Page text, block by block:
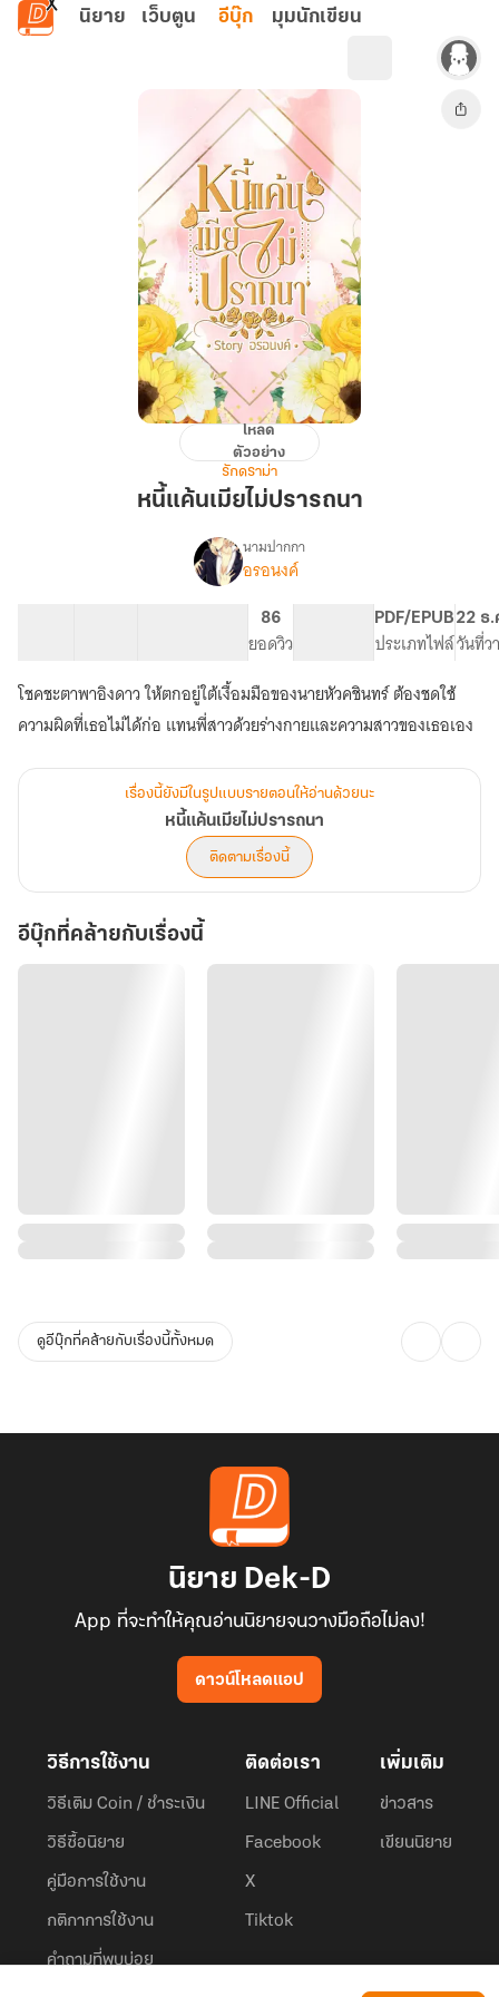
ข้ามไปยังเนื้อหาหลัก
นิยาย เว็บตูน อีบุ๊ก มุมนักเขียน
เมีย
ปรารถนา
โหลด
ตัวอย่าง
รักดราม่า
หนี้แค้นเมียไม่ปรารถนา
เรื่อง
แค้น
เมีย
ไม่
ปรารถนา
นามปากกา
อรอนงค์
86
ยอดวิว
PDF/EPUB
ประเภทไฟล์
22 ธ
วันที่ว
โชคชะตาพาอิงดาว ให้ตกอยู่ใต้เงื้อมมือของนายหัวคชินทร์ ต้องชดใช้
ความผิดที่เธอไม่ได้ก่อ แทนพี่สาวด้วยร่างกายและความสาวของเธอเอง
เรื่องนี้ยังมีในรูปแบบรายตอนให้อ่านด้วยนะ
หนี้แค้นเมียไม่ปรารถนา
ติดตามเรื่องนี้
อีบุ๊กที่คล้ายกับเรื่องนี้
ดูอีบุ๊กที่คล้ายกับเรื่องนี้ทั้งหมด
นิยาย Dek-D
App ที่จะทำให้คุณอ่านนิยายจนวางมือถือไม่ลง!
ดาวน์โหลดแอป
วิธีการใช้งาน
วิธีเติม Coin / ชำระเงิน
วิธีซื้อนิยาย
คู่มือการใช้งาน
กติกาการใช้งาน
คำถามที่พบบ่อย
ติดต่อเรา
LINE Official
Facebook
X
Tiktok
เพิ่มเติม
ข่าวสาร
เขียนนิยาย